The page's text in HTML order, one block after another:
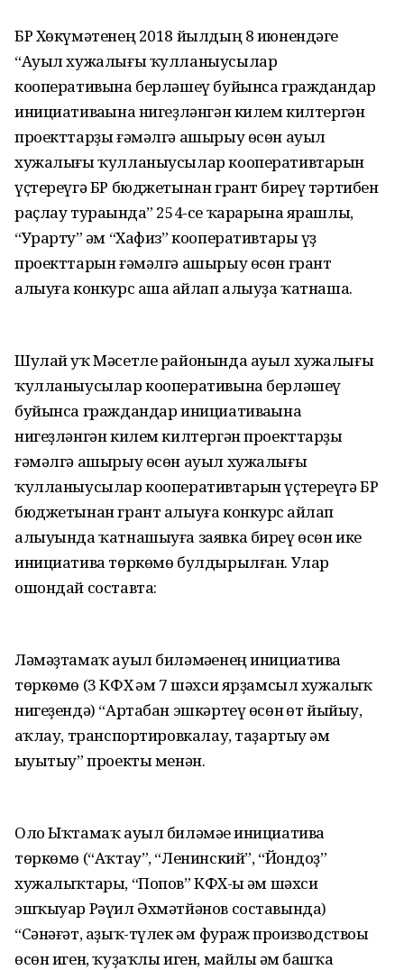
БР Хөкүмәтенең 2018 йылдың 8 июнендәге
“Ауыл хужалығы ҡулланыусылар
кооперативына берләшеү буйынса граждандар
инициативаһына нигеҙләнгән килем килтергән
проекттарҙы ғәмәлгә ашырыу өсөн ауыл
хужалығы ҡулланыусылар кооперативтарын
үҫтереүгә БР бюджетынан грант биреү тәртибен
раҫлау тураһында” 254-се ҡарарына ярашлы,
“Урарту” һәм “Хафиз” кооперативтары үҙ
проекттарын ғәмәлгә ашырыу өсөн грант
алыуға конкурс аша һайлап алыуҙа ҡатнаша.
Шулай уҡ Мәсетле районында ауыл хужалығы
ҡулланыусылар кооперативына берләшеү
буйынса граждандар инициативаһына
нигеҙләнгән килем килтергән проекттарҙы
ғәмәлгә ашырыу өсөн ауыл хужалығы
ҡулланыусылар кооперативтарын үҫтереүгә БР
бюджетынан грант алыуға конкурс һайлап
алыуында ҡатнашыуға заявка биреү өсөн ике
инициатива төркөмө булдырылған. Улар
ошондай составта:
Ләмәҙтамаҡ ауыл биләмәһенең инициатива
төркөмө (3 КФХ һәм 7 шәхси ярҙамсыл хужалыҡ
нигеҙендә) “Артабан эшкәртеү өсөн һөт йыйыу,
һаҡлау, транспортировкалау, таҙартыу һәм
һыуытыу” проекты менән.
Оло Ыҡтамаҡ ауыл биләмәһе инициатива
төркөмө (“Аҡтау”, “Ленинский”, “Йондоҙ”
хужалыҡтары, “Попов” КФХ-һы һәм шәхси
эшҡыуар Рәүил Әхмәтйәнов составында)
“Сәнәғәт, аҙыҡ-түлек һәм фураж производствоһы
өсөн иген, ҡуҙаҡлы иген, майлы һәм башҡа